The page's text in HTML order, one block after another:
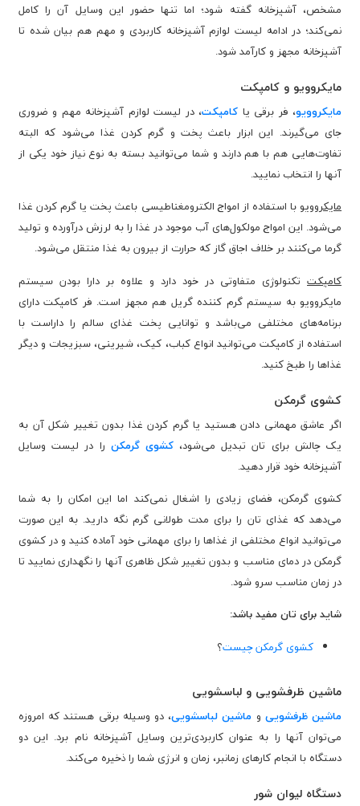
مشخص، آشپزخانه گفته شود؛ اما تنها حضور این وسایل آن را کامل
نمی‌کند؛ در ادامه لیست لوازم آشپزخانه کاربردی و مهم هم بیان شده تا
آشپزخانه مجهز و کارآمد شود.
مایکروویو و کامپکت
مایکروویو، فر برقی یا کامپکت، در لیست لوازم آشپزخانه مهم و ضروری
جای می‌گیرند. این ابزار باعث پخت و گرم کردن غذا می‌شود که البته
تفاوت‌هایی هم با هم دارند و شما می‌توانید بسته به نوع نیاز خود یکی از
آنها را انتخاب نمایید.
مایکروویوبا استفاده از امواج الکترومغناطیسی باعث پخت یا گرم کردن غذا
می‌شود. این امواج مولکول‌های آب موجود در غذا را به لرزش درآورده و تولید
گرما می‌کنند بر خلاف اجاق گاز که حرارت از بیرون به غذا منتقل می‌شود.
کامپکت تکنولوژی متفاوتی در خود دارد و علاوه بر دارا بودن سیستم
مایکروویو به سیستم گرم کننده گریل هم مجهز است. فر کامپکت دارای
برنامه‌های مختلفی می‌باشد و توانایی پخت غذای سالم را داراست با
استفاده از کامپکت می‌توانید انواع کباب، کیک، شیرینی، سبزیجات و دیگر
غذاها را طبخ کنید.
کشوی گرمکن
اگر عاشق مهمانی دادن هستید یا گرم کردن غذا بدون تغییر شکل آن به
یک چالش برای تان تبدیل می‌شود،کشوی گرمکن را در لیست وسایل
آشپزخانه خود قرار دهید.
کشوی گرمکن، فضای زیادی را اشغال نمی‌کند اما این امکان را به شما
می‌دهد که غذای تان را برای مدت طولانی گرم نگه دارید. به این صورت
می‌توانید انواع مختلفی از غذاها را برای مهمانی خود آماده کنید و در کشوی
گرمکن در دمای مناسب و بدون تغییر شکل ظاهری آنها را نگهداری نمایید تا
در زمان مناسب سرو شود.
شاید برای تان مفید باشد:
کشوی گرمکن چیست؟
ماشین ظرفشویی و لباسشویی
ماشین ظرفشویی و ماشین لباسشویی، دو وسیله برقی هستند که امروزه
می‌توان آنها را به عنوان کاربردی‌ترین وسایل آشپزخانه نام برد. این دو
دستگاه با انجام کارهای زمانبر، زمان و انرژی شما را ذخیره می‌کند.
دستگاه لیوان شور